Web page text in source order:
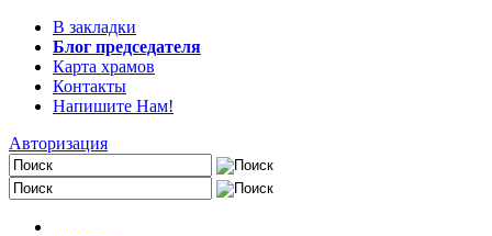
В закладки
Блог председателя
Карта храмов
Контакты
Напишите Нам!
Авторизация